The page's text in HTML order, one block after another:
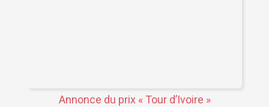
Annonce du prix « Tour d’Ivoire »